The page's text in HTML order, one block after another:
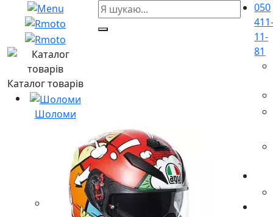
Каталог товарів
Шоломи
050
11-
81